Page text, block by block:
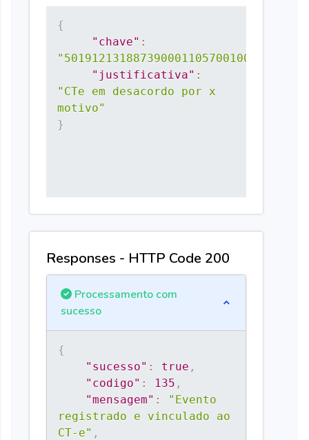
{
"chave" :
"justificativa" :
"CTe em desacordo por x
motivo"
}
Responses - HTTP Code 200
Processamento com
sucesso
{
"sucesso" : true ,
"codigo" : 135 ,
"mensagem" :
"Evento
registrado e vinculado ao
CT-e" ,